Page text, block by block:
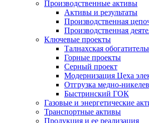
Производственные активы
Активы и результаты
Производственная
Производственная
Ключевые проекты
Талнахская
Горные проекты
Серный проект
Модернизация Цеха
Отгрузка медно-
Быстринский ГОК
Газовые и энергетические
Транспортные активы
Продукция и ее реализация